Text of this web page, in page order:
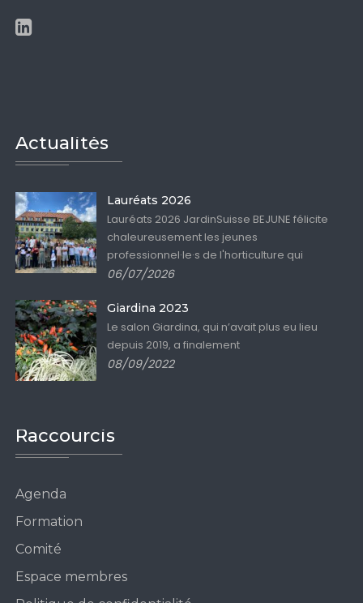
Actualités
Lauréats 2026
Lauréats 2026 JardinSuisse BEJUNE félicite
chaleureusement les jeunes
professionnel·le·s de l'horticulture qui
06/07/2026
Giardina 2023
Le salon Giardina, qui n’avait plus eu lieu
depuis 2019, a finalement
08/09/2022
Raccourcis
Agenda
Formation
Comité
Espace membres